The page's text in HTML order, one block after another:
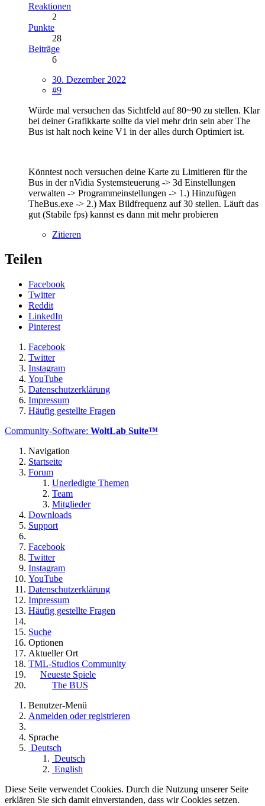
Reaktionen
2
Punkte
28
Beiträge
6
30. Dezember 2022
#9
Würde mal versuchen das Sichtfeld auf 80~90 zu stellen. Klar
bei deiner Grafikkarte sollte da viel mehr drin sein aber The
Bus ist halt noch keine V1 in der alles durch Optimiert ist.
Könntest noch versuchen deine Karte zu Limitieren für the
Bus in der nVidia Systemsteuerung -> 3d Einstellungen
verwalten -> Programmeinstellungen -> 1.) Hinzufügen
TheBus.exe -> 2.) Max Bildfrequenz auf 30 stellen. Läuft das
gut (Stabile fps) kannst es dann mit mehr probieren
Zitieren
Teilen
Facebook
Twitter
Reddit
LinkedIn
Pinterest
Facebook
Twitter
Instagram
YouTube
Datenschutzerklärung
Impressum
Häufig gestellte Fragen
Community-Software: WoltLab Suite™
Navigation
Startseite
Forum
Unerledigte Themen
Team
Mitglieder
Downloads
Support
Facebook
Twitter
Instagram
YouTube
Datenschutzerklärung
Impressum
Häufig gestellte Fragen
Suche
Optionen
Aktueller Ort
TML-Studios Community
Neueste Spiele
The BUS
Benutzer-Menü
Anmelden oder registrieren
Sprache
Deutsch
Deutsch
English
Diese Seite verwendet Cookies. Durch die Nutzung unserer Seite
erklären Sie sich damit einverstanden, dass wir Cookies setzen.